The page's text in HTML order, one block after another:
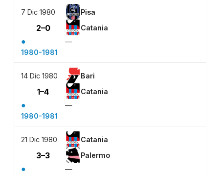
7 Dic 1980 Pisa
2–0 Catania
●
—
1980-1981
14 Dic 1980 Bari
1–4 Catania
●
—
1980-1981
21 Dic 1980 Catania
3–3 Palermo
●
—